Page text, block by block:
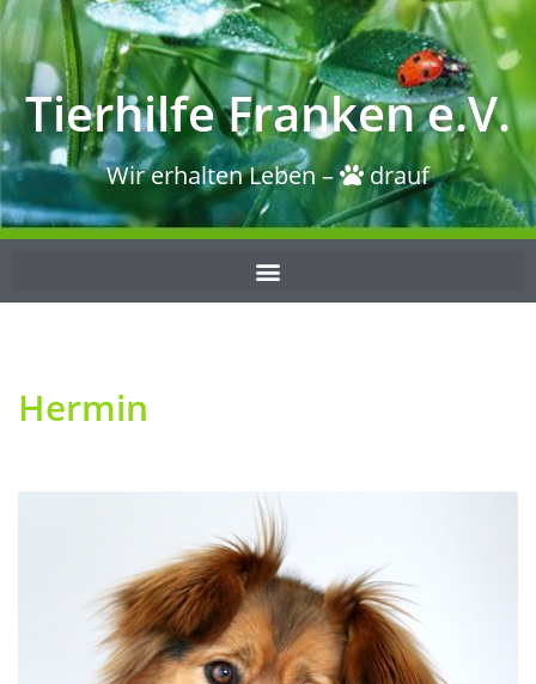
Tierhilfe Franken e.V.
Wir erhalten Leben – drauf
Hermin